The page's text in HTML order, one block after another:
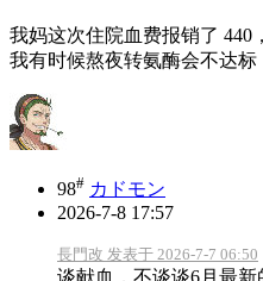
我妈这次住院血费报销了 440
我有时候熬夜转氨酶会不达标
98# カドモン
2026-7-8 17:57
長門改 发表于 2026-7-7 06:50